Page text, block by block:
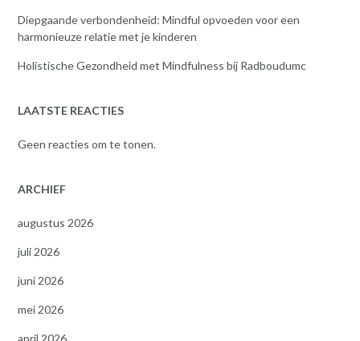
Diepgaande verbondenheid: Mindful opvoeden voor een
harmonieuze relatie met je kinderen
Holistische Gezondheid met Mindfulness bij Radboudumc
LAATSTE REACTIES
Geen reacties om te tonen.
ARCHIEF
augustus 2026
juli 2026
juni 2026
mei 2026
april 2026